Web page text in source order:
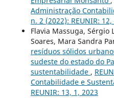
Administração
n. 2 (2022): REUNIR: 12,
Flavia Massuga, Sérgio
Soares, Mara Sandra
resíduos sólidos
sudeste do estado do
sustentabilidade ,
Contabilidade e
REUNIR: 13, 1, 2023